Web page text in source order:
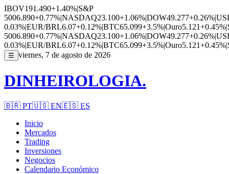
IBOV191.490+1.40%|S&P
5006.890+0.77%|NASDAQ23.100+1.06%|DOW49.277+0.26%|
0.03%|EUR/BRL6.07+0.12%|BTC65.099+3.5%|Ouro5.121+0.45%|
5006.890+0.77%|NASDAQ23.100+1.06%|DOW49.277+0.26%|
0.03%|EUR/BRL6.07+0.12%|BTC65.099+3.5%|Ouro5.121+0.45%|
☰ viernes, 7 de agosto de 2026
DINHEIROLOGIA.
🇧🇷 PT🇺🇸 EN🇪🇸 ES
Inicio
Mercados
Trading
Inversiones
Negocios
Calendario Económico